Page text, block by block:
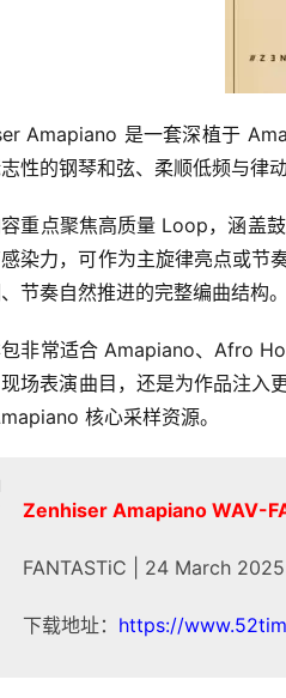
Amapiano 是一套深植于
性的钢琴和弦、柔顺低频与律
重点聚焦高质量 Loop，涵盖
染力，可作为主旋律亮点或节
节奏自然推进的完整编曲结构。
非常适合 Amapiano、Afro
场表演曲目，还是为作品注入
核心采样资源。
Zenhiser Amapiano WAV-
FANTASTiC | 24 March
下载地址： https://